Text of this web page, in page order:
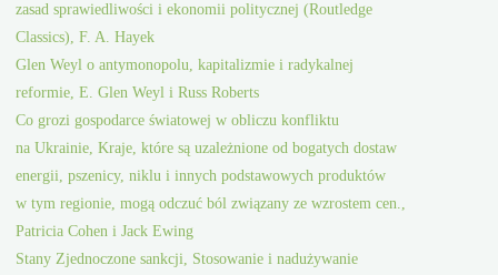
zasad sprawiedliwości i ekonomii politycznej (Routledge
Classics), F. A. Hayek
Glen Weyl o antymonopolu, kapitalizmie i radykalnej
reformie, E. Glen Weyl i Russ Roberts
Co grozi gospodarce światowej w obliczu konfliktu
na Ukrainie, Kraje, które są uzależnione od bogatych dostaw
energii, pszenicy, niklu i innych podstawowych produktów
w tym regionie, mogą odczuć ból związany ze wzrostem cen.,
Patricia Cohen i Jack Ewing
Stany Zjednoczone sankcji, Stosowanie i nadużywanie